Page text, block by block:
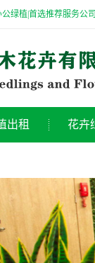
绿植|首选推荐服务公
出租
租摆
租赁
租摆
花卉
特大
中
桌摆